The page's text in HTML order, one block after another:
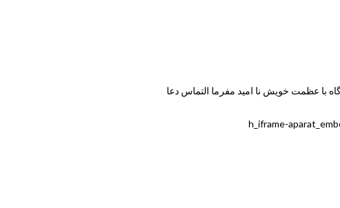
با عظمت خویش نا امید مفرما التماس دعا
.h_iframe-